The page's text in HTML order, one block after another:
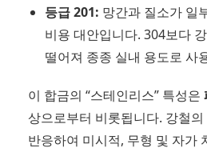
등급 201: 망간과 질소가 일
비용 대안입니다. 304보다
떨어져 종종 실내 용도로 사
이 합금의 “스테인리스” 특성은
상으로부터 비롯됩니다. 강철
반응하여 미시적, 무형 및 자가